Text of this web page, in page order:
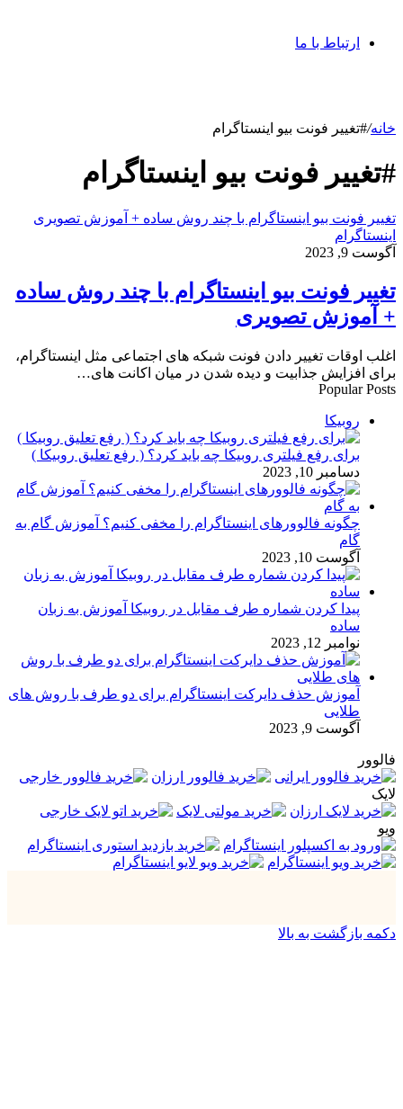
ارتباط با ما
خانه/#تغییر فونت بیو اینستاگرام
#تغییر فونت بیو اینستاگرام
تغییر فونت بیو اینستاگرام با چند روش ساده + آموزش تصویری
اینستاگرام
آگوست 9, 2023
تغییر فونت بیو اینستاگرام با چند روش ساده
+ آموزش تصویری
اغلب اوقات تغییر دادن فونت شبکه‌ های اجتماعی مثل اینستاگرام،
برای افزایش جذابیت و دیده شدن در میان اکانت‌ های…
Popular Posts
روبیکا
برای رفع فیلتری روبیکا چه باید کرد؟ ( رفع تعلیق روبیکا )
دسامبر 10, 2023
چگونه فالوورهای اینستاگرام را مخفی کنیم؟ آموزش گام به
گام
آگوست 10, 2023
پیدا کردن شماره طرف مقابل در روبیکا آموزش به زبان
ساده
نوامبر 12, 2023
آموزش حذف دایرکت اینستاگرام برای دو طرف با روش های
طلایی
آگوست 9, 2023
فالوور
لایک
ویو
دکمه بازگشت به بالا